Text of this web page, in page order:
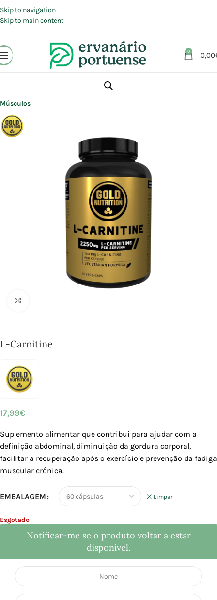
Skip to navigation
Skip to main content
0 0,00
Suplementos alimentares
Músculos
L-Carnitine
17,99€
Suplemento alimentar que contribui para ajudar com a
definição abdominal, diminuição da gordura corporal,
facilitar a recuperação após o exercício e prevenção da fadiga
muscular crónica.
EMBALAGEM Limpar
Esgotado
Notificar-me se o produto voltar a estar
disponível.